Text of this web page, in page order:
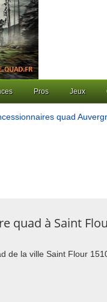
Pros Jeux
quad
quad à Saint
de la ville Saint Flour